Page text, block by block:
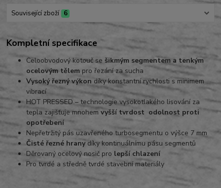
Související zboží 6
Kompletní specifikace
Celoobvodový kotouč se šikmým segmentem a tenkým
ocelovým tělem pro řezání za sucha
Vysoký řezný výkon díky konstantní rychlosti s minimem
vibrací
HOT PRESSED – technologie vysokotlakého lisování za
tepla zajišťuje mnohemvyšší tvrdost odolnost proti
opotřebení
Nepřetržitý pás uzavřeného turbosegmentu o výšce 7 mm
Čisté řezné hrany díky kontinuálnímu pásu segmentů
Děrovaný ocelový nosič pro lepší chlazení
Pro tvrdé a středně tvrdé stavební materiály